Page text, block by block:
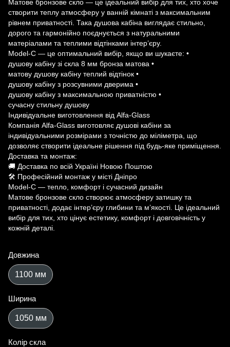
Матове бронзове скло — це ідеальний вибір для тих, хто хоче
створити теплу атмосферу у ванній кімнаті з максимальним
рівнем приватності. Така душова кабіна виглядає стильно,
дорого та гармонійно поєднується з натуральними
матеріалами та теплими відтінками інтер’єру.
Model-C — це оптимальний вибір, якщо ви шукаєте: •
душову кабіну зі скла 8 мм бронза матова •
матову душову кабіну теплий відтінок •
душову кабіну з розсувними дверима •
душову кабіну з максимальною приватністю •
сучасну стильну душову
Індивідуальне виготовлення від Alfa-Glass
Компанія Alfa-Glass виготовляє душові кабіни за
індивідуальними розмірами з точністю до міліметра, що
дозволяє створити ідеальне рішення під будь-яке приміщення.
Доставка та монтаж:
🚚 Доставка по всій Україні Новою Поштою
🛠 Професійний монтаж у місті Дніпро
Model-C — тепло, комфорт і сучасний дизайн
Матове бронзове скло створює атмосферу затишку та
приватності, додає інтер’єру глибини та м’якості. Це ідеальний
вибір для тих, хто цінує естетику, комфорт і довговічність у
кожній деталі.
Довжина
1100 мм
Ширина
1050 мм
Колір скла